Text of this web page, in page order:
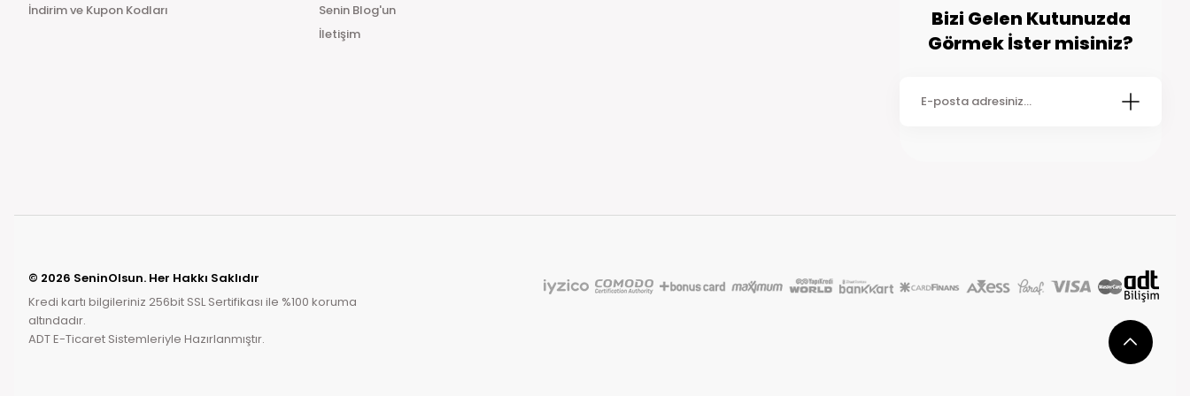
İndirim ve Kupon Kodları
Senin Blog'un
İletişim
Bizi Gelen Kutunuzda
Görmek İster misiniz?
© 2026 SeninOlsun. Her Hakkı Saklıdır
Kredi kartı bilgileriniz 256bit SSL Sertifikası ile %100 koruma
altındadır.
ADT E-Ticaret Sistemleriyle Hazırlanmıştır.